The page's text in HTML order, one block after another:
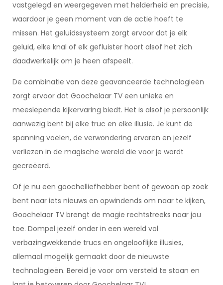
vastgelegd en weergegeven met helderheid en precisie,
waardoor je geen moment van de actie hoeft te
missen. Het geluidssysteem zorgt ervoor dat je elk
geluid, elke knal of elk gefluister hoort alsof het zich
daadwerkelijk om je heen afspeelt.
De combinatie van deze geavanceerde technologieën
zorgt ervoor dat Goochelaar TV een unieke en
meeslepende kijkervaring biedt. Het is alsof je persoonlijk
aanwezig bent bij elke truc en elke illusie. Je kunt de
spanning voelen, de verwondering ervaren en jezelf
verliezen in de magische wereld die voor je wordt
gecreëerd.
Of je nu een goochelliefhebber bent of gewoon op zoek
bent naar iets nieuws en opwindends om naar te kijken,
Goochelaar TV brengt de magie rechtstreeks naar jou
toe. Dompel jezelf onder in een wereld vol
verbazingwekkende trucs en ongelooflijke illusies,
allemaal mogelijk gemaakt door de nieuwste
technologieën. Bereid je voor om versteld te staan ​​en